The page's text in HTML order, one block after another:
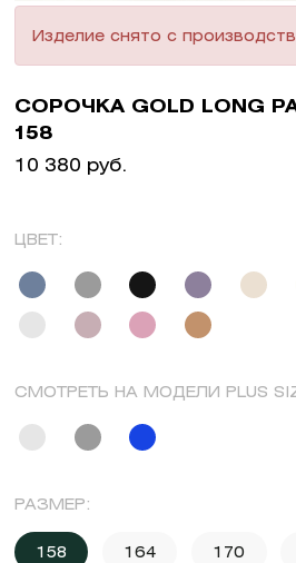
Изделие снято с
СОРОЧКА GOLD LONG
158
10 380 руб.
ЦВЕТ:
СМОТРЕТЬ НА МОДЕЛИ PLUS
РАЗМЕР:
158 164 170